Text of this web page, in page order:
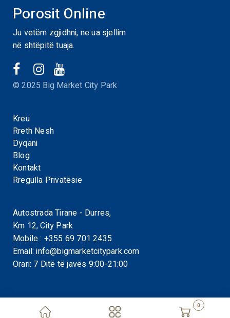
0
Porosit Online
Ju vetëm zgjidhni, ne ua sjellim
në shtëpitë tuaja.
© 2025 Big Market City Park
Kreu
Rreth Nesh
Dyqani
Blog
Kontakt
Rregulla Privatësie
Autostrada Tirane - Durres,
Km 12, City Park
Mobile : +355 69 701 2435
Email:info@bigmarketcitypark.com
Orari: 7 Ditë të javës 9:00-21:00